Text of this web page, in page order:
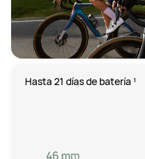
Hasta 21 días de batería ¹